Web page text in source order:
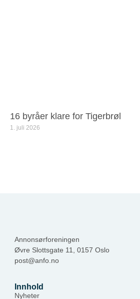
16 byråer klare for Tigerbrøl
1. juli 2026
Annonsørforeningen
Øvre Slottsgate 11, 0157 Oslo
post@anfo.no
Innhold
Nyheter